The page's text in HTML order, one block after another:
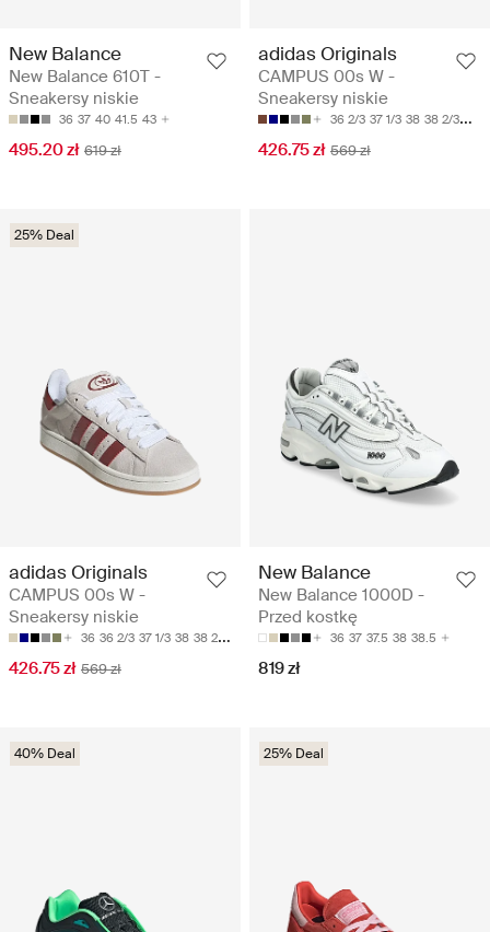
New Balance
New Balance 610T -
Sneakersy niskie
36 37 40 41.5 43
495.20 zł 619 zł
adidas Originals
CAMPUS 00s W -
Sneakersy niskie
36 2/3 37 1/3 38 38 2/3 39
426.75 zł 569 zł
25% Deal
adidas Originals
CAMPUS 00s W -
Sneakersy niskie
36 36 2/3 37 1/3 38 38 2/3
426.75 zł 569 zł
New Balance
New Balance 1000D -
Przed kostkę
36 37 37.5 38 38.5
819 zł
40% Deal 25% Deal